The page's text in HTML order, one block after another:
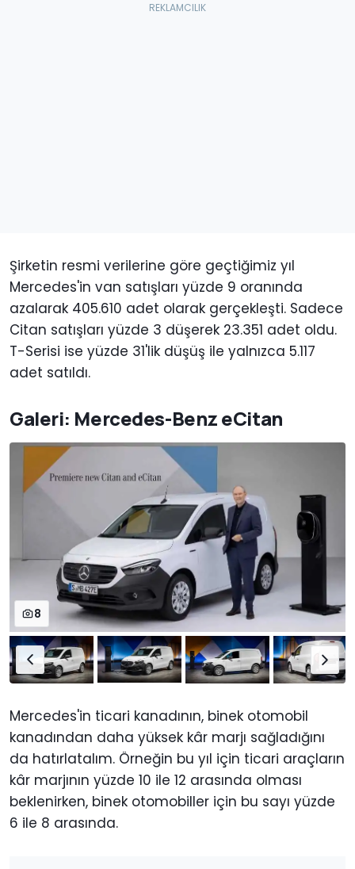
Şirketin resmi verilerine göre geçtiğimiz yıl
Mercedes'in van satışları yüzde 9 oranında
azalarak 405.610 adet olarak gerçekleşti. Sadece
Citan satışları yüzde 3 düşerek 23.351 adet oldu.
T-Serisi ise yüzde 31'lik düşüş ile yalnızca 5.117
adet satıldı.
Galeri: Mercedes-Benz eCitan
8
Mercedes'in ticari kanadının, binek otomobil
kanadından daha yüksek kâr marjı sağladığını
da hatırlatalım. Örneğin bu yıl için ticari araçların
kâr marjının yüzde 10 ile 12 arasında olması
beklenirken, binek otomobiller için bu sayı yüzde
6 ile 8 arasında.